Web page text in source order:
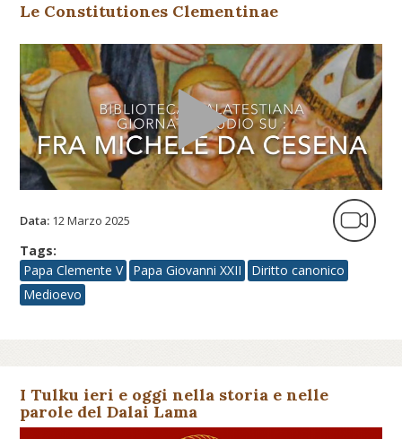
Le Constitutiones Clementinae
Data: 12 Marzo 2025
Tags:
Papa Clemente V
Papa Giovanni XXII
Diritto canonico
Medioevo
I Tulku ieri e oggi nella storia e nelle
parole del Dalai Lama